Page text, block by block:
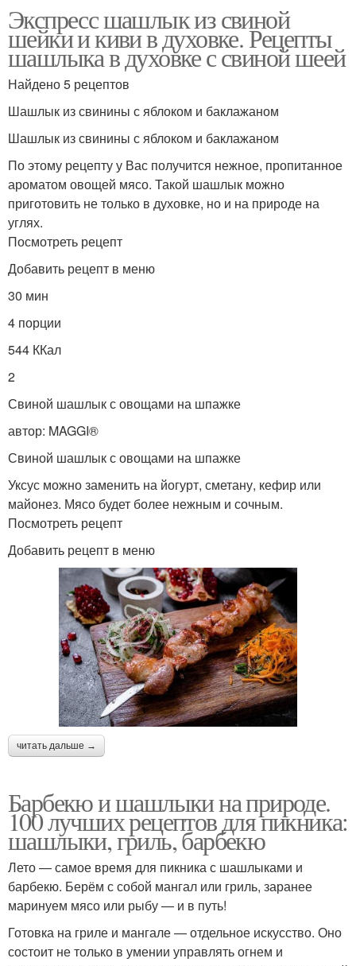
Экспресс шашлык из свиной
шейки и киви в духовке. Рецепты
шашлыка в духовке с свиной шеей
Найдено 5 рецептов
Шашлык из свинины с яблоком и баклажаном
Шашлык из свинины с яблоком и баклажаном
По этому рецепту у Вас получится нежное, пропитанное
ароматом овощей мясо. Такой шашлык можно
приготовить не только в духовке, но и на природе на
углях.
Посмотреть рецепт
Добавить рецепт в меню
30 мин
4 порции
544 ККал
2
Свиной шашлык с овощами на шпажке
автор: MAGGI®
Свиной шашлык с овощами на шпажке
Уксус можно заменить на йогурт, сметану, кефир или
майонез. Мясо будет более нежным и сочным.
Посмотреть рецепт
Добавить рецепт в меню
читать дальше →
Барбекю и шашлыки на природе.
100 лучших рецептов для пикника:
шашлыки, гриль, барбекю
Лето — самое время для пикника с шашлыками и
барбекю. Берём с собой мангал или гриль, заранее
маринуем мясо или рыбу — и в путь!
Готовка на гриле и мангале — отдельное искусство. Оно
состоит не только в умении управлять огнем и